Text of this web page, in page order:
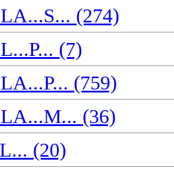
(274)
(7)
(759)
(36)
(20)